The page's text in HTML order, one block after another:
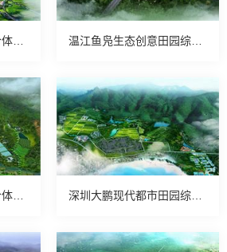
达州生态产业田园综合体案例 温江鱼凫生态创意田园综合体案例